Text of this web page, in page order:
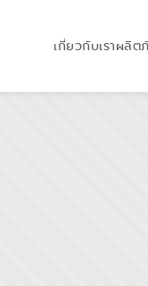
เกี่ยวกับเราผลิต